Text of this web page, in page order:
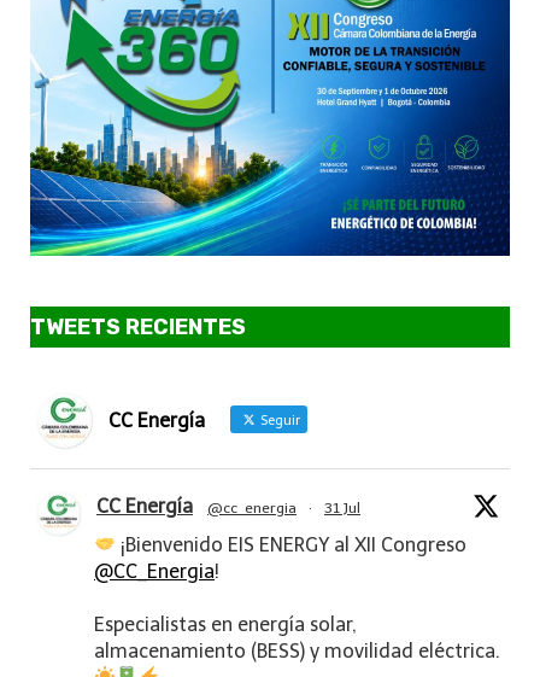
TWEETS RECIENTES
CC Energía Seguir
CC Energía @cc_energia · 31 Jul
¡Bienvenido EIS ENERGY al XII Congreso
@CC_Energia!
Especialistas en energía solar,
almacenamiento (BESS) y movilidad eléctrica.